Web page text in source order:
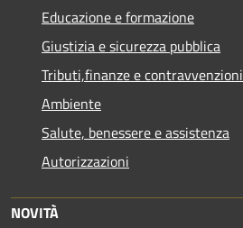
Educazione e formazione
Giustizia e sicurezza pubblica
Tributi,finanze e contravvenzioni
Ambiente
Salute, benessere e assistenza
Autorizzazioni
NOVITÀ